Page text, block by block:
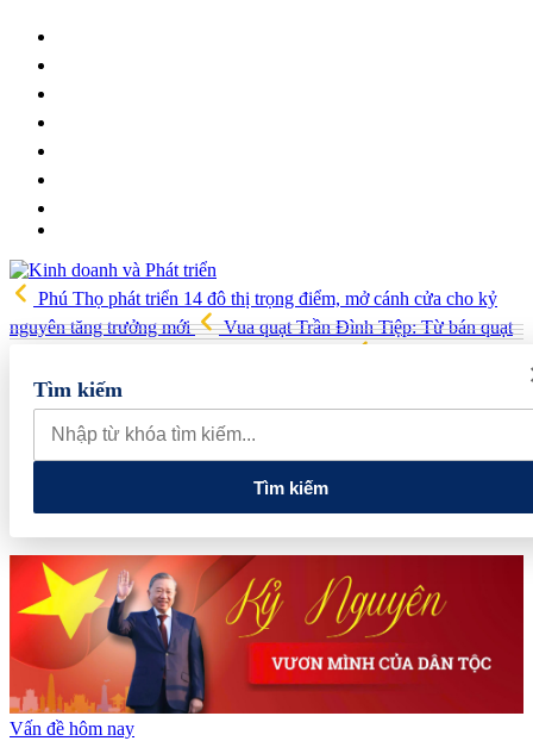
Phú Thọ phát triển 14 đô thị trọng điểm, mở cánh cửa cho kỷ
nguyên tăng trưởng mới
Vua quạt Trần Đình Tiệp: Từ bán quạt
Show 2026 quy tụ 520 gian hàng, thúc đẩy kết nối ngành thể thao
Việt Nam với thế giới
Thiết kế kiến trúc biểu tượng của
Newtown Diamond được vinh danh tại Dot Property Awards 2026
Huấn Hoa Hồng không chỉ nổi trên mạng xã hội, còn là chủ tịch
và góp vốn ở nhiều doanh nghiệp
Tìm kiếm
Tìm kiếm
Vấn đề hôm nay